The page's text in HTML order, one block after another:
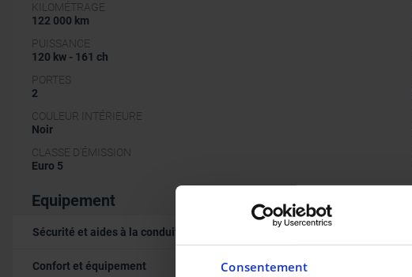
Consentement
KILOMÉTRAGE
122 000 km
PUISSANCE
120 kw - 161 ch
PORTES
2
COULEUR INTÉRIEURE
Noir
CLASSE D'ÉMISSION
Euro 5
Equipement
Sécurité et aides à la conduite
Confort et équipement